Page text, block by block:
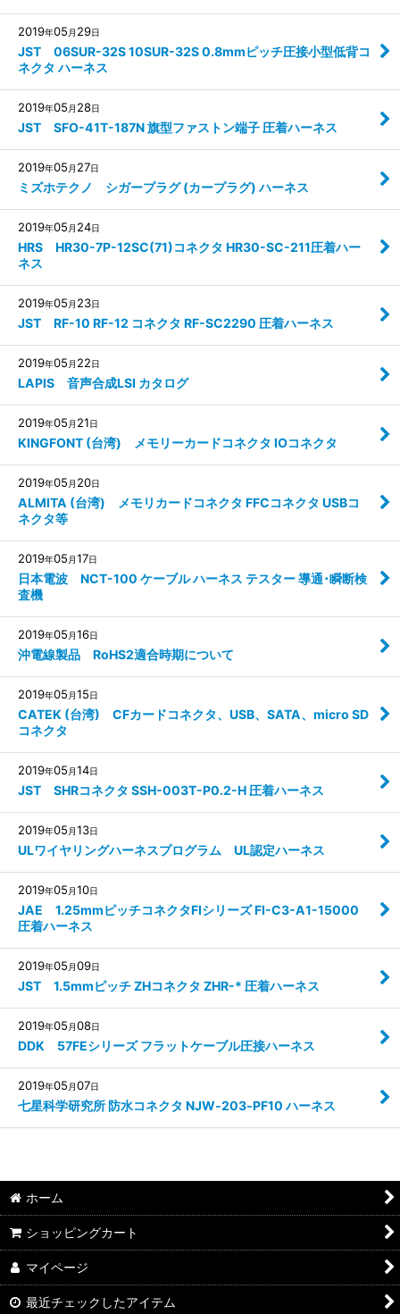
2019年05 月 29日
JST 06SUR-32S 10SUR-32S 0.8mmピッチ圧接小型低背コ
ネクタ ハーネス
2019年05 月 28日
JST SFO-41T-187N 旗型ファストン端子 圧着ハーネス
2019年05 月 27日
ミズホテクノ シガープラグ (カープラグ) ハーネス
2019年05 月 24日
HRS HR30-7P-12SC(71)コネクタ HR30-SC-211圧着ハー
ネス
2019年05 月 23日
JST RF-10 RF-12 コネクタ RF-SC2290 圧着ハーネス
2019年05 月 22日
LAPIS 音声合成LSI カタログ
2019年05 月 21日
KINGFONT (台湾) メモリーカードコネクタ IOコネクタ
2019年05 月 20日
ALMITA (台湾) メモリカードコネクタ FFCコネクタ USBコ
ネクタ等
2019年05 月17日
日本電波 NCT-100 ケーブル ハーネス テスター 導通･瞬断検
査機
2019年05 月16日
沖電線製品 RoHS2適合時期について
2019年05 月15日
CATEK (台湾) CFカードコネクタ、USB、SATA、micro SD
コネクタ
2019年05 月14日
JST SHRコネクタ SSH-003T-P0.2-H 圧着ハーネス
2019年05 月13日
ULワイヤリングハーネスプログラム UL認定ハーネス
2019年05 月10日
JAE 1.25mmピッチコネクタFIシリーズ FI-C3-A1-15000
圧着ハーネス
2019年05 月09日
JST 1.5mmピッチ ZHコネクタ ZHR-* 圧着ハーネス
2019年05 月08日
DDK 57FEシリーズ フラットケーブル圧接ハーネス
2019年05 月07日
七星科学研究所 防水コネクタ NJW‐203‐PF10 ハーネス
ホーム
ショッピングカート
マイページ
最近チェックしたアイテム